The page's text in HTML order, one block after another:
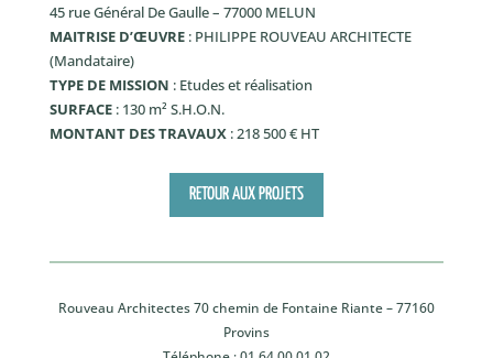
45 rue Général De Gaulle – 77000 MELUN
MAITRISE D’ŒUVRE: PHILIPPE ROUVEAU ARCHITECTE
(Mandataire)
TYPE DE MISSION : Etudes et réalisation
SURFACE: 130 m² S.H.O.N.
MONTANT DES TRAVAUX: 218 500 € HT
RETOUR AUX PROJETS
Rouveau Architectes 70 chemin de Fontaine Riante – 77160
Provins